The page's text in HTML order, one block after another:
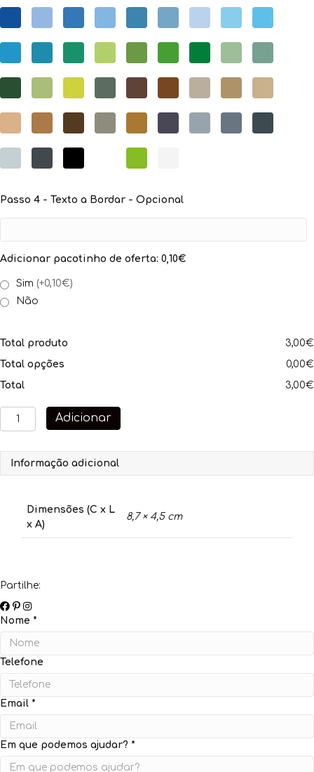
Passo 4 - Texto a Bordar - Opcional
Adicionar pacotinho de oferta: 0,10€
Sim (+0,10€)
Não
Total produto
3,00€
Total opções
0,00€
Total
3,00€
Quantidade
de
Histórias
Adicionar
Informação adicional
Dimensões (C x L
x A)
8,7 × 4,5 cm
Partilhe:
Nome *
Telefone
Email *
Em que podemos ajudar? *